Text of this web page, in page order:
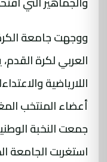
ووجهت جامعة الكرة
العربي لكرة
اللارياضية
أعضاء المنتخب
جمعت النخبة
استغربت الجامعة